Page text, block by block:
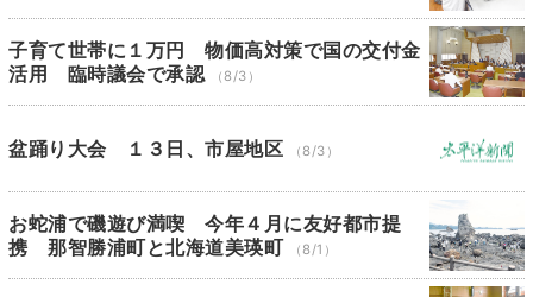
子育て世帯に１万円 物価高対策で国の交付金
活用 臨時議会で承認
（8/3）
盆踊り大会 １３日、市屋地区 （8/3）
お蛇浦で磯遊び満喫 今年４月に友好都市提
携 那智勝浦町と北海道美瑛町
（8/1）